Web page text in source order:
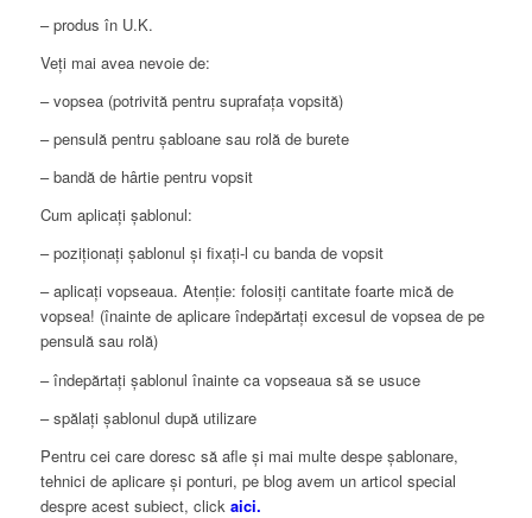
– produs în U.K.
Veți mai avea nevoie de:
– vopsea (potrivită pentru suprafața vopsită)
– pensulă pentru șabloane sau rolă de burete
– bandă de hârtie pentru vopsit
Cum aplicați șablonul:
– poziționați șablonul și fixați-l cu banda de vopsit
– aplicați vopseaua. Atenție: folosiți cantitate foarte mică de
vopsea! (înainte de aplicare îndepărtați excesul de vopsea de pe
pensulă sau rolă)
– îndepărtați șablonul înainte ca vopseaua să se usuce
– spălați șablonul după utilizare
Pentru cei care doresc să afle și mai multe despe șablonare,
tehnici de aplicare și ponturi, pe blog avem un articol special
despre acest subiect, click aici.